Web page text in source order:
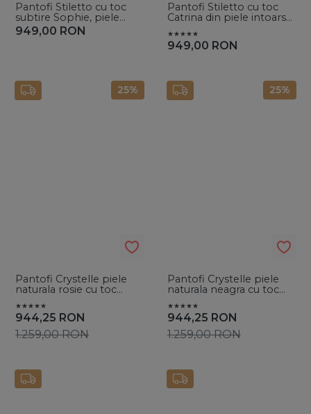
Pantofi Stiletto cu toc
subtire Sophie, piele
naturala, negri
949,00 RON
Pantofi Stiletto cu toc
Catrina din piele intoarsa
949,00 RON
25%
Pantofi Crystelle piele
naturala rosie cu toc
944,25 RON
1.259,00RON
25%
Pantofi Crystelle piele
naturala neagra cu toc
944,25 RON
1.259,00RON